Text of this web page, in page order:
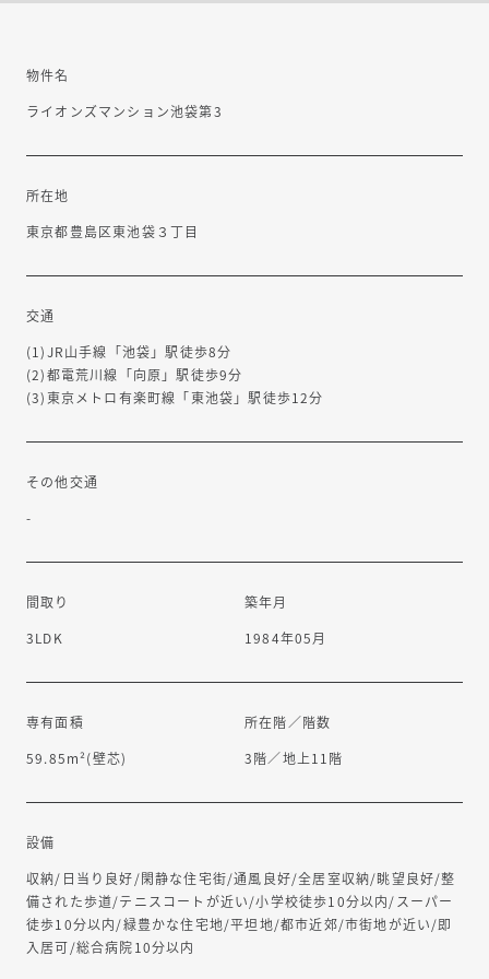
ご見学可能
物件名
ライオンズマンション池袋第3
所在地
東京都豊島区東池袋３丁目
交通
(1)JR山手線「池袋」駅徒歩8分
(2)都電荒川線「向原」駅徒歩9分
(3)東京メトロ有楽町線「東池袋」駅徒歩12分
その他交通
-
間取り
3LDK
築年月
1984年05月
専有面積
59.85m²(壁芯)
所在階／階数
3階／地上11階
設備
収納/日当り良好/閑静な住宅街/通風良好/全居室収納/眺望良好/整
備された歩道/テニスコートが近い/小学校徒歩10分以内/スーパー
徒歩10分以内/緑豊かな住宅地/平坦地/都市近郊/市街地が近い/即
入居可/総合病院10分以内